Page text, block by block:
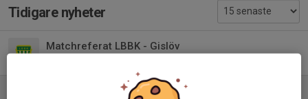
Tidigare nyheter
Matchreferat LBBK - Gislöv